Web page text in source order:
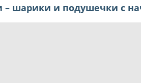
– шарики и подушечки с